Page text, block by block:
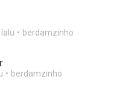
berdamzinho
berdamzinho